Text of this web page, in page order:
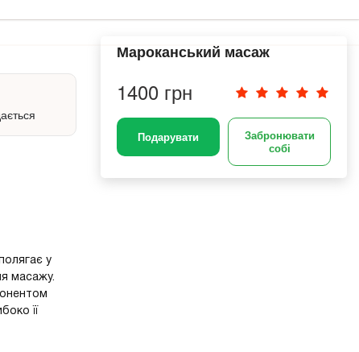
Мароканський масаж
1400 грн
Подарувати
Забронювати
собі
у
масажу.
її